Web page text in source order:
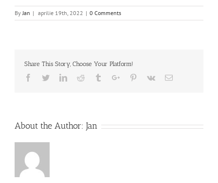
ByJan | aprilie 19th, 2022 | 0 Comments
Share This Story, Choose Your Platform!
Facebook
TwitterLinkedinReddit TumblrGoogle+Pinterest
Vk Email
About the Author: Jan